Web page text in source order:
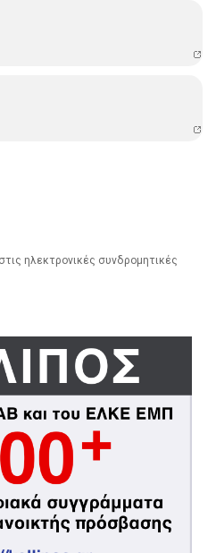
ηλεκτρονικές συνδρομητικές